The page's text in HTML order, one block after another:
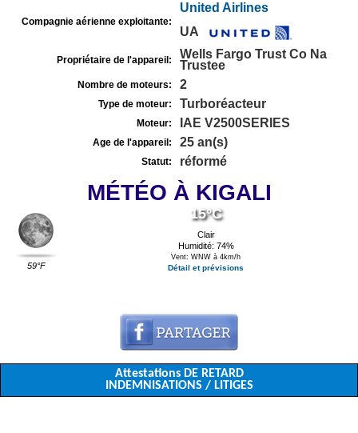
Compagnie aérienne exploitante:
United Airlines
UA
Propriétaire de l'appareil:
Wells Fargo Trust Co Na
Trustee
Nombre de moteurs: 2
Type de moteur: Turboréacteur
Moteur: IAE V2500SERIES
Age de l'appareil: 25 an(s)
Statut: réformé
MÉTÉO À KIGALI
59°F
15°C
Clair
Humidité: 74%
Vent: WNW à 4km/h
Détail et prévisions
Attestations DE RETARD
INDEMNISATIONS / LITIGES